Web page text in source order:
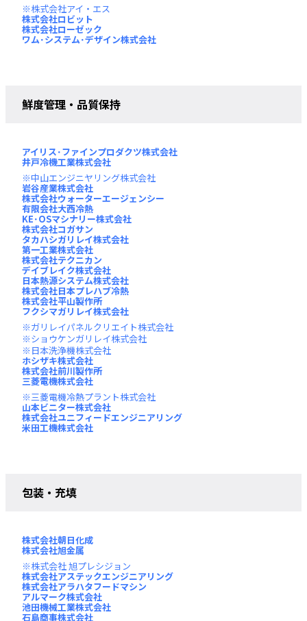
株式会社アイ・エス
株式会社ロビット
株式会社ローゼック
ワム･システム･デザイン株式会社
鮮度管理・品質保持
アイリス･ファインプロダクツ株式会社
井戸冷機工業株式会社
中山エンジニヤリング株式会社
岩谷産業株式会社
株式会社ウォーターエージェンシー
有限会社大西冷熱
KE･OSマシナリー株式会社
株式会社コガサン
タカハシガリレイ株式会社
第一工業株式会社
株式会社テクニカン
デイブレイク株式会社
日本熱源システム株式会社
株式会社日本プレハブ冷熱
株式会社平山製作所
フクシマガリレイ株式会社
ガリレイパネルクリエイト株式会社
ショウケンガリレイ株式会社
日本洗浄機株式会社
ホシザキ株式会社
株式会社前川製作所
三菱電機株式会社
三菱電機冷熱プラント株式会社
山本ビニター株式会社
株式会社ユニフィードエンジニアリング
米田工機株式会社
包装・充填
株式会社朝日化成
株式会社旭金属
株式会社 旭プレシジョン
株式会社アステックエンジニアリング
株式会社アラハタフードマシン
アルマーク株式会社
池田機械工業株式会社
石島商事株式会社